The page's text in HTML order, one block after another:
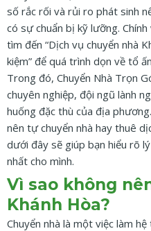
số rắc rối và rủi ro phát sinh
có sự chuẩn bị kỹ lưỡng.
tìm đến “Dịch vụ chuyển nhà
kiệm” để quá trình dọn về tổ
Trong đó, Chuyển Nhà Trọn
chuyên nghiệp, đội ngũ lành
huống đặc thù của địa
nên tự chuyển nhà hay thuê
dưới đây sẽ giúp bạn hiểu rõ
nhất cho mình.
Vì sao không
Khánh Hòa?
Chuyển nhà là một việc làm